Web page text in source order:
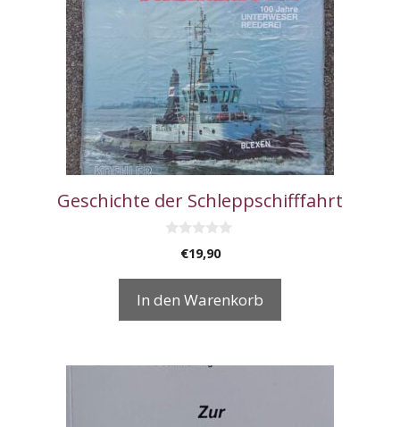
Geschichte der Schleppschifffahrt
5
€19,90
In den Warenkorb